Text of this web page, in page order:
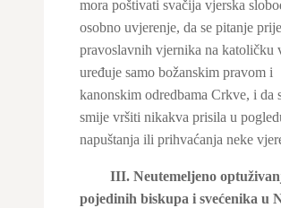
mora poštivati svačija vjerska
osobno uvjerenje, da se pitanje
pravoslavnih vjernika na katoličku
uređuje samo božanskim pravom i
kanonskim odredbama Crkve, i da
smije vršiti nikakva prisila u
napuštanja ili prihvaćanja neke
III. Neutemeljeno
pojedinih biskupa i svećenika u